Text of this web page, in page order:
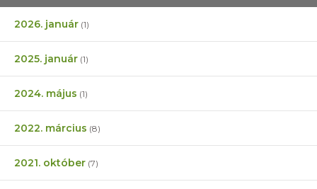
2026. január (1)
2025. január (1)
2024. május (1)
2022. március (8)
2021. október (7)